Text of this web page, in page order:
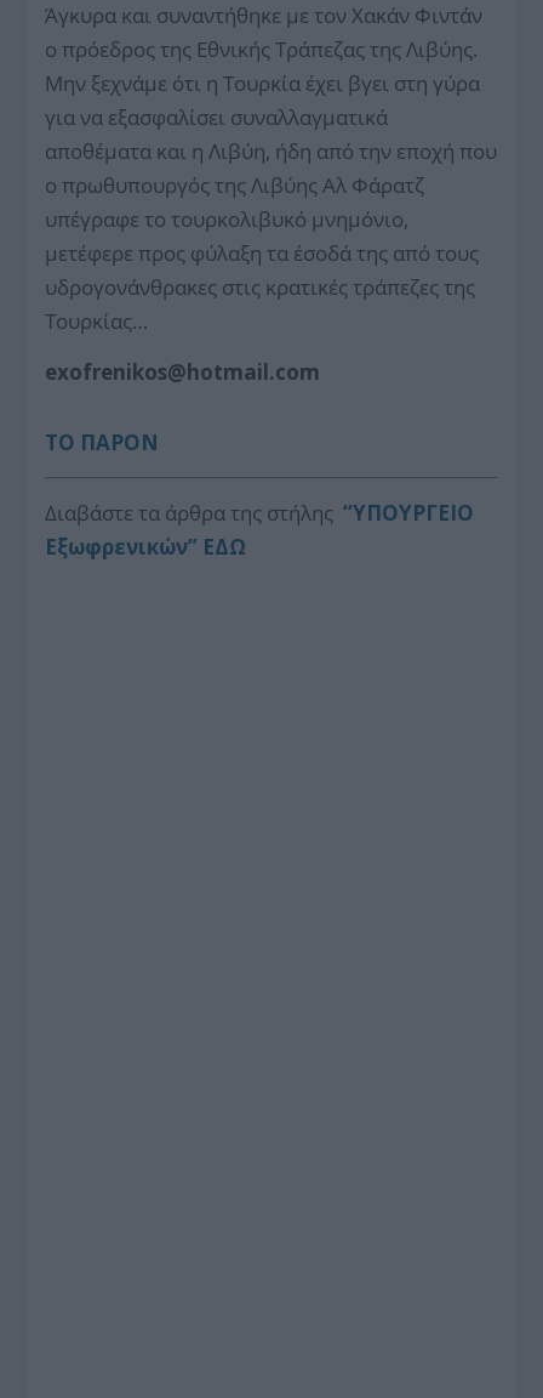
Άγκυρα και συναντήθηκε με τον Χακάν Φιντάν
ο πρόεδρος της Εθνικής Τράπεζας της Λιβύης.
Μην ξεχνάμε ότι η Τουρκία έχει βγει στη γύρα
για να εξασφαλίσει συναλλαγματικά
αποθέματα και η Λιβύη, ήδη από την εποχή που
ο πρωθυπουργός της Λιβύης Αλ Φάρατζ
υπέγραφε το τουρκολιβυκό μνημόνιο,
μετέφερε προς φύλαξη τα έσοδά της από τους
υδρογονάνθρακες στις κρατικές τράπεζες της
Τουρκίας…
exofrenikos@hotmail.com
ΤΟ ΠΑΡΟΝ
Διαβάστε τα άρθρα της στήλης“ΥΠΟΥΡΓΕΙΟ
Εξωφρενικών” ΕΔΩ